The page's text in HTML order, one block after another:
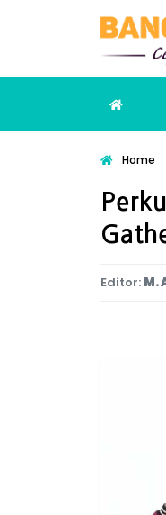
Home
Editor: M.